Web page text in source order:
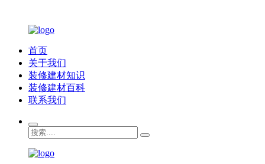
首页
关于我们
装修建材知识
装修建材百科
联系我们